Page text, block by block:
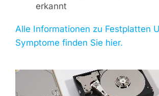
erkannt
Alle Informationen zu Festplatten
Symptome finden Sie hier.